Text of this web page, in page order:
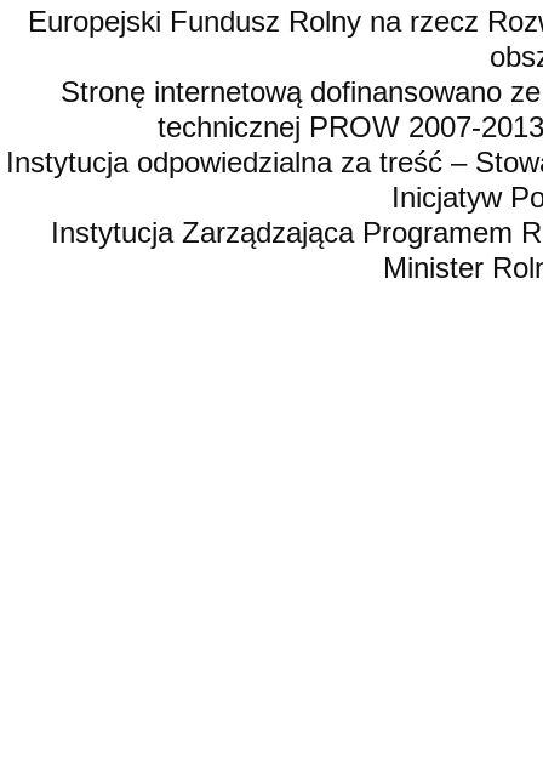
Europejski Fundusz Rolny na rzecz
Stronę internetową dofinansowano
technicznej PROW 2007-
Instytucja odpowiedzialna za treść –
Inicjatyw
Instytucja Zarządzająca Programem
Minister